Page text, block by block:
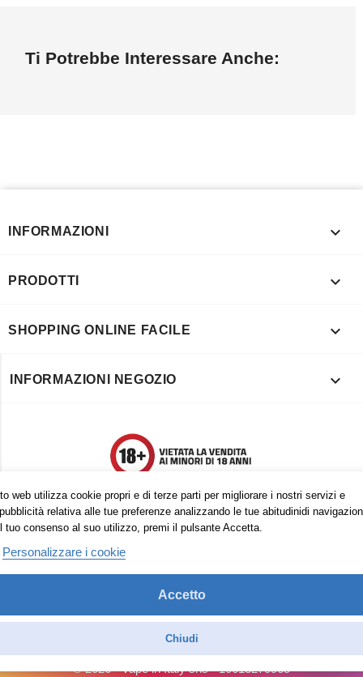
Ti Potrebbe Interessare Anche:
web utilizza cookie propri e di terze parti per migliorare i nostri servizi e
relativa alle tue preferenze analizzando le tue abitudinidi
tuo consenso al suo utilizzo, premi il pulsante Accetta.
Personalizzare i cookie
Accetto
Chiudi
INFORMAZIONI 
PRODOTTI 
SHOPPING ONLINE FACILE 
INFORMAZIONI NEGOZIO 
Trovaci anche su:
© 2026 - Vape in Italy srls - 10613270965